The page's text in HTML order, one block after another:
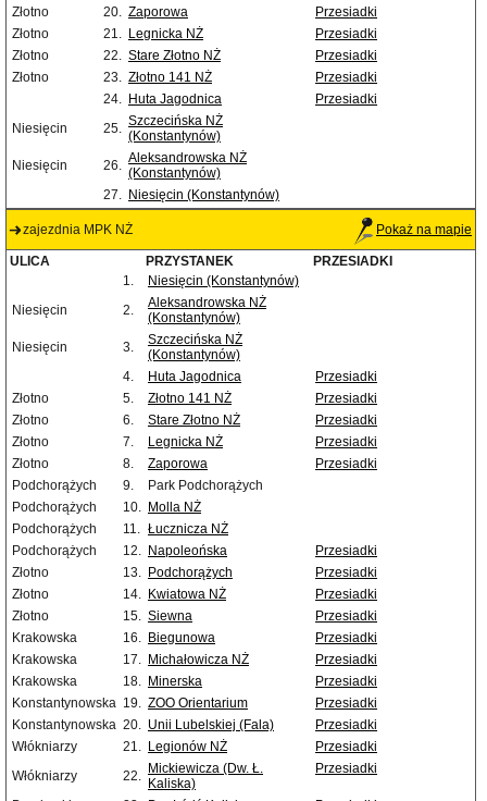
Złotno
20. Zaporowa
Przesiadki
Złotno
21. Legnicka NŻ
Przesiadki
Złotno
22. Stare Złotno NŻ
Przesiadki
Złotno
23. Złotno 141 NŻ
Przesiadki
24. Huta Jagodnica
Przesiadki
Niesięcin
25. Szczecińska NŻ
(Konstantynów)
Niesięcin
26. Aleksandrowska NŻ
(Konstantynów)
27. Niesięcin (Konstantynów)
zajezdnia MPK NŻ Pokaż na mapie
ULICA PRZYSTANEK
PRZESIADKI
1.
Niesięcin (Konstantynów)
Niesięcin
2.
Aleksandrowska NŻ
(Konstantynów)
Niesięcin
3.
Szczecińska NŻ
(Konstantynów)
4.
Huta Jagodnica
Przesiadki
Złotno
5. Złotno 141 NŻ
Przesiadki
Złotno
6. Stare Złotno NŻ
Przesiadki
Złotno
7. Legnicka NŻ
Przesiadki
Złotno
8. Zaporowa
Przesiadki
Podchorążych
9.
Park Podchorążych
Podchorążych
10. Molla NŻ
Podchorążych
11. Łucznicza NŻ
Podchorążych
12. Napoleońska
Przesiadki
Złotno
13. Podchorążych
Przesiadki
Złotno
14. Kwiatowa NŻ
Przesiadki
Złotno
15. Siewna
Przesiadki
Krakowska
16. Biegunowa
Przesiadki
Krakowska
17. Michałowicza NŻ
Przesiadki
Krakowska
18. Minerska
Przesiadki
Konstantynowska 19. ZOO Orientarium
Przesiadki
Konstantynowska 20. Unii Lubelskiej (Fala)
Przesiadki
Włókniarzy
21. Legionów NŻ
Przesiadki
Włókniarzy
22. Mickiewicza (Dw. Ł.
Kaliska)
Przesiadki